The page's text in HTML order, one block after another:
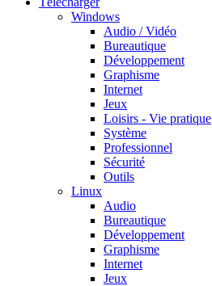
Windows
Audio / Vidéo
Bureautique
Développement
Graphisme
Internet
Jeux
Loisirs - Vie pratique
Système
Professionnel
Sécurité
Outils
Linux
Audio
Bureautique
Développement
Graphisme
Internet
Jeux